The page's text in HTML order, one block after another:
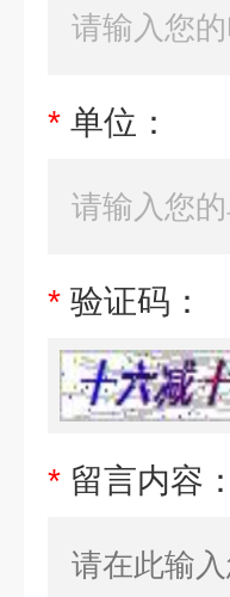
* 单位：
* 验证码：
* 留言内容：